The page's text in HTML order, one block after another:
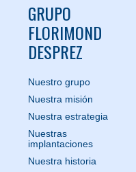
GRUPO
FLORIMOND
DESPREZ
Nuestro grupo
Nuestra misión
Nuestra estrategia
Nuestras
implantaciones
Nuestra historia